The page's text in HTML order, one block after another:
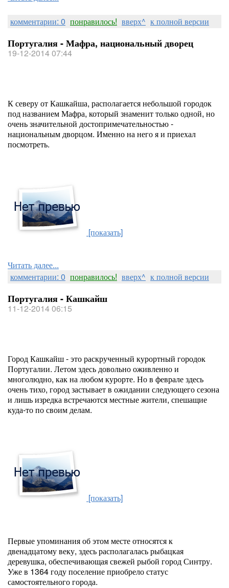
комментарии: 0 понравилось! вверх^ к полной версии
Португалия - Мафра, национальный дворец
19-12-2014 07:44
К северу от Кашкайша, располагается небольшой городок
под названием Мафра, который знаменит только одной, но
очень значительной достопримечательностью -
национальным дворцом. Именно на него я и приехал
посмотреть.
[показать]
Читать далее...
комментарии: 0 понравилось! вверх^ к полной версии
Португалия - Кашкайш
11-12-2014 06:15
Город Кашкайш - это раскрученный курортный городок
Португалии. Летом здесь довольно оживленно и
многолюдно, как на любом курорте. Но в феврале здесь
очень тихо, город застывает в ожидании следующего сезона
и лишь изредка встречаются местные жители, спешащие
куда-то по своим делам.
[показать]
Первые упоминания об этом месте относятся к
двенадцатому веку, здесь располагалась рыбацкая
деревушка, обеспечивающая свежей рыбой город Синтру.
Уже в 1364 году поселение приобрело статус
самостоятельного города.